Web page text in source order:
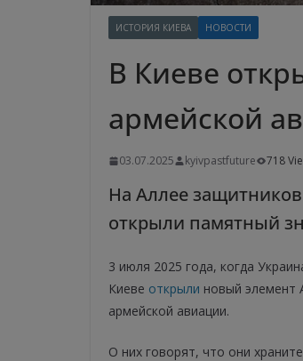
ИСТОРИЯ КИЕВА НОВОСТИ
В Киеве
армейской
03.07.2025 kyivpastfuture 718
На Аллее
открыли памятный
3 июля 2025 года, когда
Киеве открыли новый элемент
армейской авиации.
О них говорят, что они